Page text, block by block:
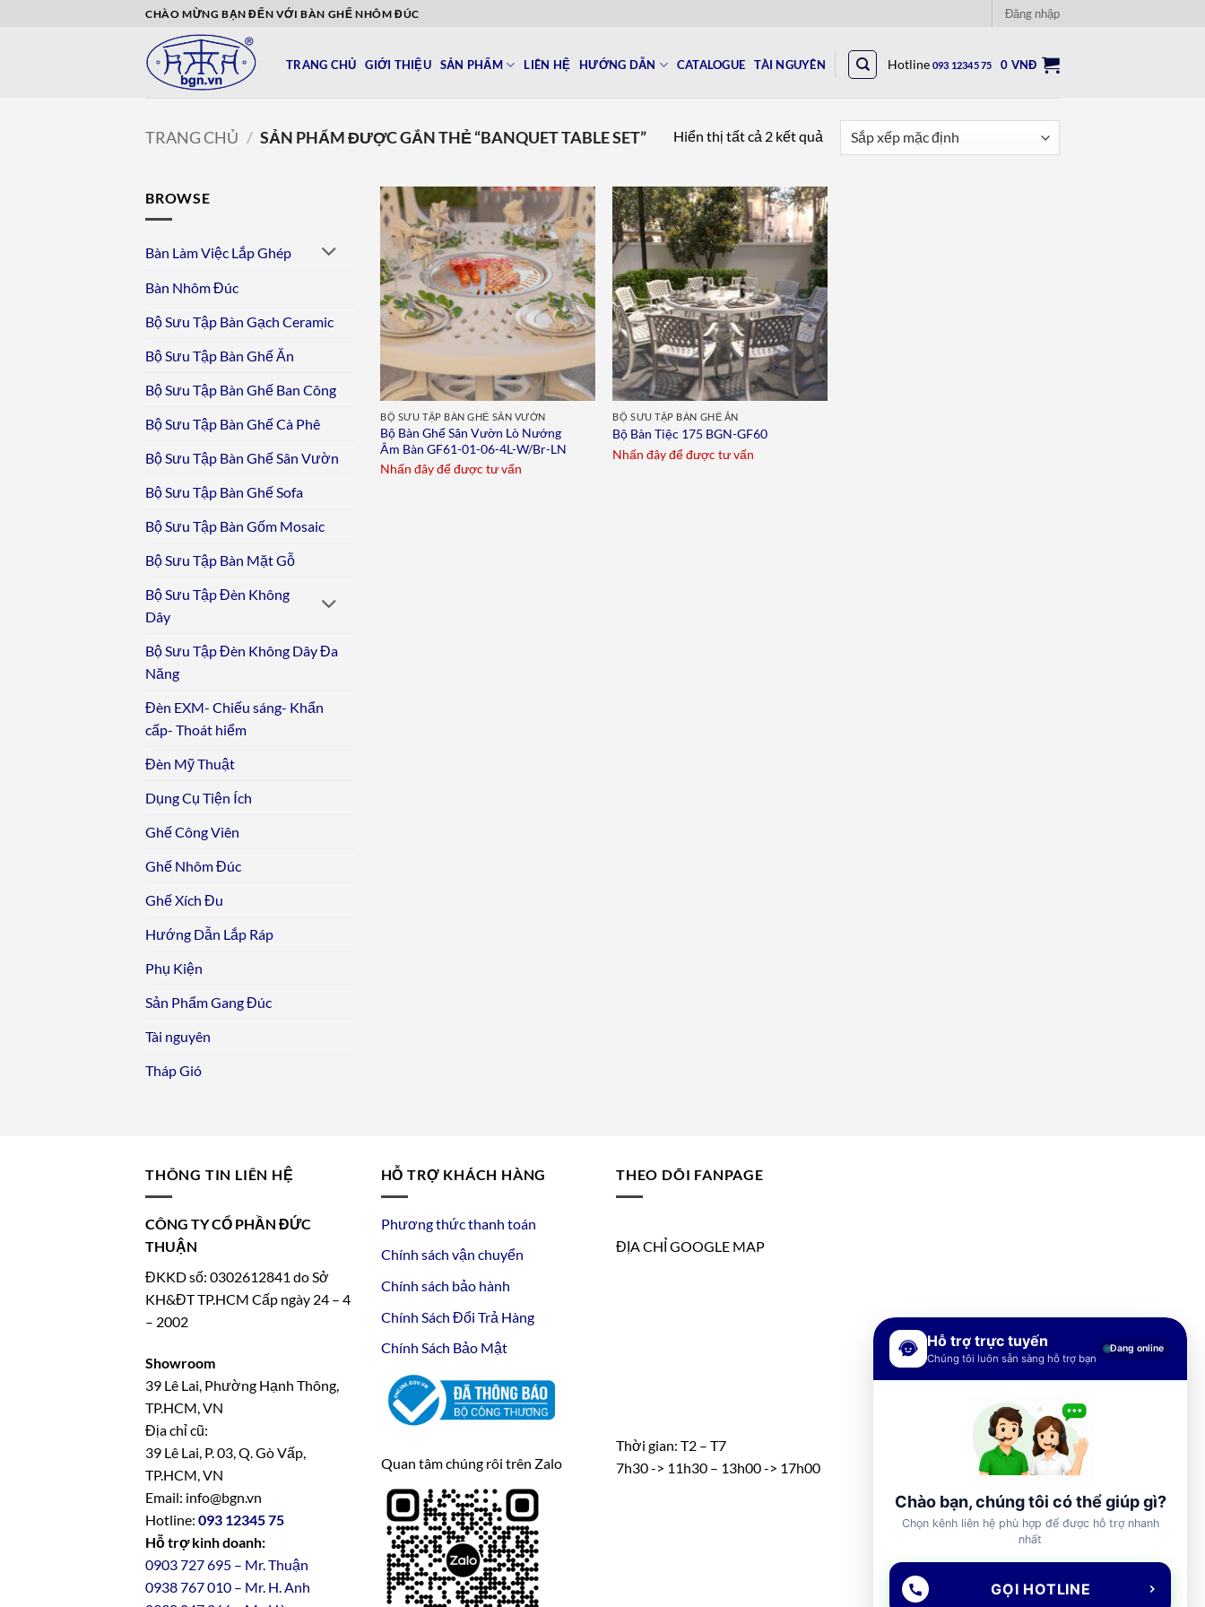
CHÀO MỪNG BẠN ĐẾN VỚI BÀN GHẾ NHÔM ĐÚC Đăng nhập
TRANG CHỦ GIỚI THIỆU SẢN PHẨM LIÊN HỆ HƯỚNG DẪN CATALOGUE TÀI NGUYÊN Hotline 093 12345 75 0 VNĐ
TRANG CHỦ / SẢN PHẨM ĐƯỢC GẮN THẺ “BANQUET TABLE SET” Hiển thị tất cả 2 kết quả
BROWSE
Bàn Làm Việc Lắp Ghép
Bàn Nhôm Đúc
Bộ Sưu Tập Bàn Gạch Ceramic
Bộ Sưu Tập Bàn Ghế Ăn
Bộ Sưu Tập Bàn Ghế Ban Công
Bộ Sưu Tập Bàn Ghế Cà Phê
Bộ Sưu Tập Bàn Ghế Sân Vườn
Bộ Sưu Tập Bàn Ghế Sofa
Bộ Sưu Tập Bàn Gốm Mosaic
Bộ Sưu Tập Bàn Mặt Gỗ
Bộ Sưu Tập Đèn Không
Dây
Bộ Sưu Tập Đèn Không Dây Đa
Năng
Đèn EXM- Chiếu sáng- Khẩn
cấp- Thoát hiểm
Đèn Mỹ Thuật
Dụng Cụ Tiện Ích
Ghế Công Viên
Ghế Nhôm Đúc
Ghế Xích Đu
Hướng Dẫn Lắp Ráp
Phụ Kiện
Sản Phẩm Gang Đúc
Tài nguyên
Tháp Gió
Add to
wishlist
BỘ SƯU TẬP BÀN GHẾ SÂN VƯỜN
Bộ Bàn Ghế Sân Vườn Lò Nướng
Âm Bàn GF61-01-06-4L-W/Br-LN
Nhấn đây để được tư vấn
Add to
wishlist
BỘ SƯU TẬP BÀN GHẾ ĂN
Bộ Bàn Tiệc 175 BGN-GF60
Nhấn đây để được tư vấn
THÔNG TIN LIÊN HỆ
CÔNG TY CỔ PHẦN ĐỨC
THUẬN
ĐKKD số: 0302612841 do Sở
KH&ĐT TP.HCM Cấp ngày 24 – 4
– 2002
Showroom
39 Lê Lai, Phường Hạnh Thông,
TP.HCM, VN
Địa chỉ cũ:
39 Lê Lai, P. 03, Q. Gò Vấp,
TP.HCM, VN
Email: info@bgn.vn
Hotline: 093 12345 75
Hỗ trợ kinh doanh:
0903 727 695 – Mr. Thuận
0938 767 010 – Mr. H. Anh
HỖ TRỢ KHÁCH HÀNG
Phương thức thanh toán
Chính sách vận chuyển
Chính sách bảo hành
Chính Sách Đổi Trả Hàng
Chính Sách Bảo Mật
Quan tâm chúng rôi trên Zalo
THEO DÕI FANPAGE
ĐỊA CHỈ GOOGLE MAP
Thời gian: T2 – T7
7h30 -> 11h30 – 13h00 -> 17h00
Hỗ trợ trực tuyến
Chúng tôi luôn sẵn sàng hỗ trợ bạn
Đang online
Chào bạn, chúng tôi có thể giúp gì?
Chọn kênh liên hệ phù hợp để được hỗ trợ nhanh
nhất
GỌI HOTLINE